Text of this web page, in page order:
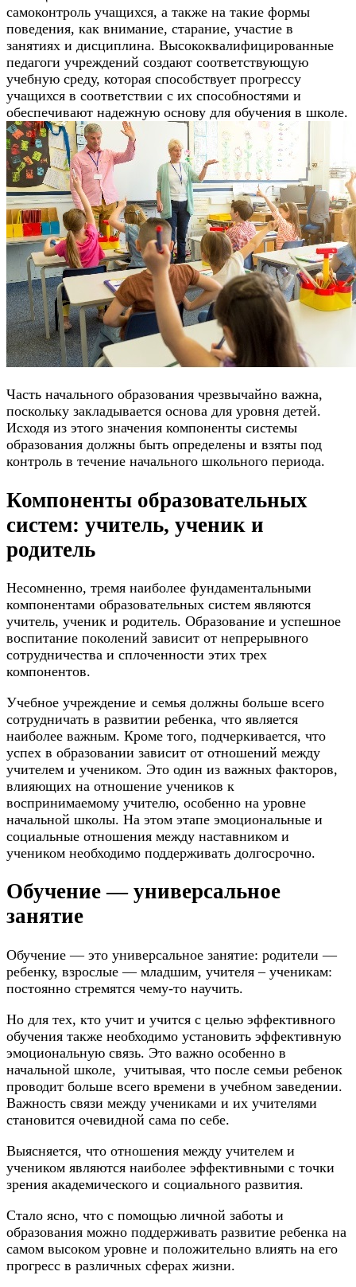
самоконтроль учащихся, а также на такие формы
поведения, как внимание, старание, участие в
занятиях и дисциплина. Высококвалифицированные
педагоги учреждений создают соответствующую
учебную среду, которая способствует прогрессу
учащихся в соответствии с их способностями и
обеспечивают надежную основу для обучения в школе.
Часть начального образования чрезвычайно важна,
поскольку закладывается основа для уровня детей.
Исходя из этого значения компоненты системы
образования должны быть определены и взяты под
контроль в течение начального школьного периода.
Компоненты образовательных
систем: учитель, ученик и
родитель
Несомненно, тремя наиболее фундаментальными
компонентами образовательных систем являются
учитель, ученик и родитель. Образование и успешное
воспитание поколений зависит от непрерывного
сотрудничества и сплоченности этих трех
компонентов.
Учебное учреждение и семья должны больше всего
сотрудничать в развитии ребенка, что является
наиболее важным. Кроме того, подчеркивается, что
успех в образовании зависит от отношений между
учителем и учеником. Это один из важных факторов,
влияющих на отношение учеников к
воспринимаемому учителю, особенно на уровне
начальной школы. На этом этапе эмоциональные и
социальные отношения между наставником и
учеником необходимо поддерживать долгосрочно.
Обучение — универсальное
занятие
Обучение — это универсальное занятие: родители —
ребенку, взрослые — младшим, учителя – ученикам:
постоянно стремятся чему-то научить.
Но для тех, кто учит и учится с целью эффективного
обучения также необходимо установить эффективную
эмоциональную связь. Это важно особенно в
начальной школе, учитывая, что после семьи ребенок
проводит больше всего времени в учебном заведении.
Важность связи между учениками и их учителями
становится очевидной сама по себе.
Выясняется, что отношения между учителем и
учеником являются наиболее эффективными с точки
зрения академического и социального развития.
Стало ясно, что с помощью личной заботы и
образования можно поддерживать развитие ребенка на
самом высоком уровне и положительно влиять на его
прогресс в различных сферах жизни.